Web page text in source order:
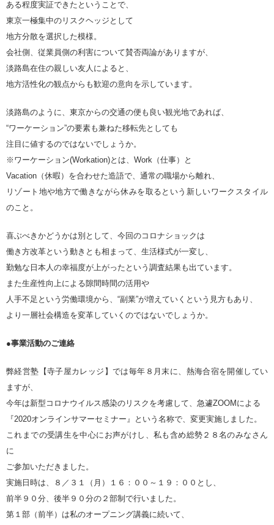
ある程度実証できたということで、
東京一極集中のリスクヘッジとして
地方分散を選択した模様。
会社側、従業員側の利害について賛否両論がありますが、
淡路島在住の親しい友人によると、
地方活性化の観点からも歓迎の意向を示しています。
淡路島のように、東京からの交通の便も良い観光地であれば、
“ワーケーション”の要素も兼ねた移転先としても
注目に値するのではないでしょうか。
※ワーケーション(Workation)とは、Work（仕事）と
Vacation（休暇）を合わせた造語で、通常の職場から離れ、
リゾート地や地方で働きながら休みを取るという新しいワークスタイル
のこと。
喜ぶべきかどうかは別として、今回のコロナショックは
働き方改革という動きとも相まって、生活様式が一変し、
勤勉な日本人の幸福度が上がったという調査結果も出ています。
また生産性向上による隙間時間の活用や
人手不足という労働環境から、“副業”が増えていくという見方もあり、
より一層社会構造を変革していくのではないでしょうか。
●事業活動のご連絡
弊経営塾【寺子屋カレッジ】では毎年８月末に、熱海合宿を開催してい
ますが、
今年は新型コロナウイルス感染のリスクを考慮して、急遽ZOOMによる
『2020オンラインサマーセミナー』という名称で、変更実施しました。
これまでの受講生を中心にお声がけし、私も含め総勢２８名のみなさん
に
ご参加いただきました。
実施日時は、８／３１（月）１６：００～１９：００とし、
前半９０分、後半９０分の２部制で行いました。
第１部（前半）は私のオープニング講義に続いて、